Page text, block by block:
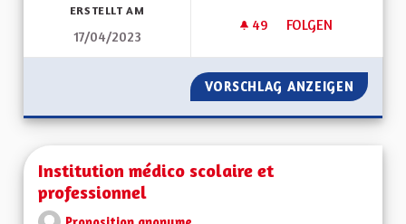
ERSTELLT AM
17/04/2023
49 49 FOLLOWER
FOLGEN
METTRE EN PLACE
VORSCHLAG ANZEIGEN
Institution médico scolaire et
professionnel